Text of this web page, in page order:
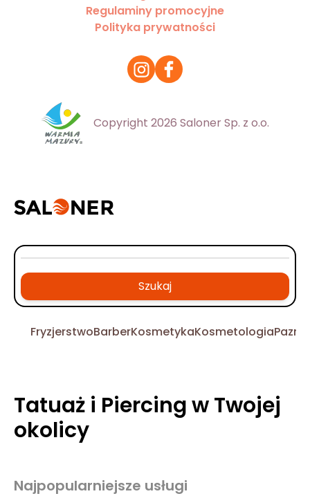
Regulaminy promocyjne
Polityka prywatności
Copyright 2026 Saloner Sp. z o.o.
Szukaj
FryzjerstwoBarberKosmetykaKosmetologia
Tatuaż i Piercing w Twojej
okolicy
Najpopularniejsze usługi